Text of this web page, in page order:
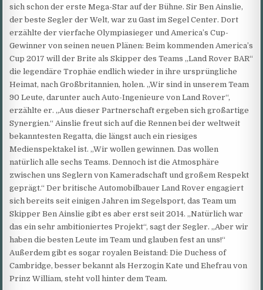
sich schon der erste Mega-Star auf der Bühne. Sir Ben Ainslie,
der beste Segler der Welt, war zu Gast im Segel Center. Dort
erzählte der vierfache Olympiasieger und America’s Cup-
Gewinner von seinen neuen Plänen: Beim kommenden America’s
Cup 2017 will der Brite als Skipper des Teams „Land Rover BAR“
die legendäre Trophäe endlich wieder in ihre ursprüngliche
Heimat, nach Großbritannien, holen. „Wir sind in unserem Team
90 Leute, darunter auch Auto-Ingenieure von Land Rover“,
erzählte er. „Aus dieser Partnerschaft ergeben sich großartige
Synergien.“ Ainslie freut sich auf die Rennen bei der weltweit
bekanntesten Regatta, die längst auch ein riesiges
Medienspektakel ist. „Wir wollen gewinnen. Das wollen
natürlich alle sechs Teams. Dennoch ist die Atmosphäre
zwischen uns Seglern von Kameradschaft und großem Respekt
geprägt.“ Der britische Automobilbauer Land Rover engagiert
sich bereits seit einigen Jahren im Segelsport, das Team um
Skipper Ben Ainslie gibt es aber erst seit 2014. „Natürlich war
das ein sehr ambitioniertes Projekt“, sagt der Segler. „Aber wir
haben die besten Leute im Team und glauben fest an uns!“
Außerdem gibt es sogar royalen Beistand: Die Duchess of
Cambridge, besser bekannt als Herzogin Kate und Ehefrau von
Prinz William, steht voll hinter dem Team.